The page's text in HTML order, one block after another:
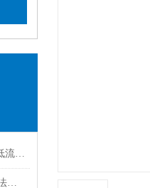
LB50-1C型旋杯式流速仪在浅水、低流速（如小型灌渠）的测量方法
分享一些我们操作总氮测定仪的方法，希望对您有所帮助